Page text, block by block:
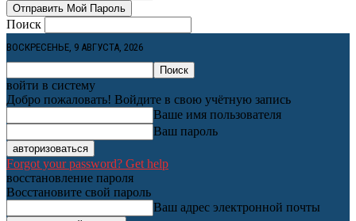
Поиск
ВОСКРЕСЕНЬЕ, 9 АВГУСТА, 2026
войти в систему
Добро пожаловать! Войдите в свою учётную запись
Ваше имя пользователя
Ваш пароль
Forgot your password? Get help
восстановление пароля
Восстановите свой пароль
Ваш адрес электронной почты